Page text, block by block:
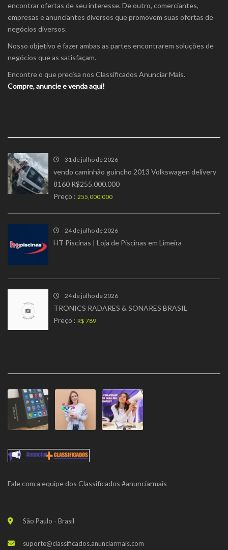
encontrar ofertas de seu interesse. De outro, comerciantes,
empresas e anunciantes diversos que promovem suas ofertas de
negócios diversos.
Nosso objetivo é fazer ambas as partes encontrarem soluções de
negócios que as satisfaçam.
Encontre o que precisa nos Classificados Anunciar Mais.
Compre, anuncie e venda aqui!
31 de julho de 2026
vendo caminhão guincho 2013 Volkswagen delivery
8160 R$255.000.000
Preço : 255,000,000
24 de julho de 2026
HT Piscinas | Loja de Piscinas em Limeira
24 de julho de 2026
TRONICS RADARES & SONARES BRASIL
Preço : R$ 789
Fale com a equipe dos Classificados #anunciarmais
São Paulo - Brasil
suporte@classificados.anunciarmais.com